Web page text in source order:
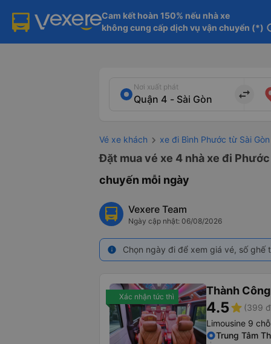
Cam kết hoàn 150% nếu nhà xe
không cung cấp dịch vụ vận chuyển (*)
Nơi xuất phát
import_export
Vé xe khách xe đi Bình Phước từ Sài Gòn
Đặt mua vé xe 4 nhà xe đi
chuyến mỗi ngày
Vexere Team
Ngày cập nhật: 06/08/2026
info Chọn ngày đi để xem giá vé, số
Xác nhận tức thì Thành Công
4.5star (399
Limousine 9 chỗ
Trung Tâm